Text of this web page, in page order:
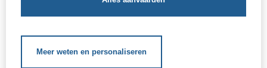
Meer weten en personaliseren
Socio-cultureel